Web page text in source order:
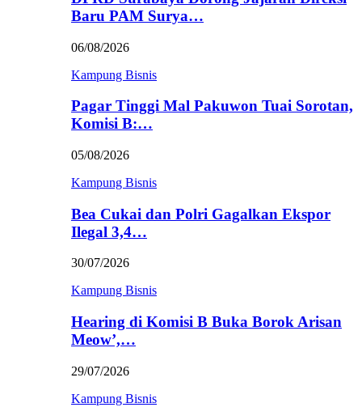
Baru PAM Surya…
06/08/2026
Kampung Bisnis
Pagar Tinggi Mal Pakuwon Tuai Sorotan,
Komisi B:…
05/08/2026
Kampung Bisnis
Bea Cukai dan Polri Gagalkan Ekspor
Ilegal 3,4…
30/07/2026
Kampung Bisnis
Hearing di Komisi B Buka Borok Arisan
Meow’,…
29/07/2026
Kampung Bisnis